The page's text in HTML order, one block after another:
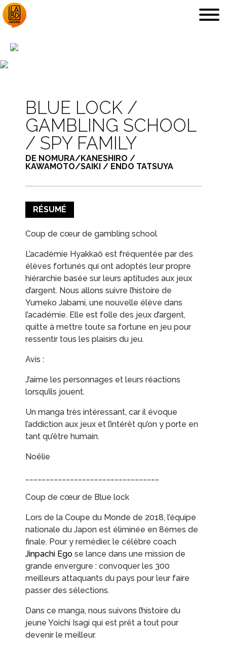
EN IMAGES CONTACTS/ACCÈS
BLUE LOCK /
GAMBLING SCHOOL
/ SPY FAMILY
DE NOMURA/KANESHIRO /
KAWAMOTO/SAIKI / ENDO TATSUYA
RÉSUMÉ
Coup de cœur de gambling school
L’académie Hyakkaô est fréquentée par des
élèves fortunés qui ont adoptés leur propre
hiérarchie basée sur leurs aptitudes aux jeux
d’argent. Nous allons suivre l’histoire de
Yumeko Jabami, une nouvelle élève dans
l’académie. Elle est folle des jeux d’argent,
quitte à mettre toute sa fortune en jeu pour
ressentir tous les plaisirs du jeu.
Avis :
J’aime les personnages et leurs réactions
lorsqu’ils jouent.
Un manga très intéressant, car il évoque
l’addiction aux jeux et l’intérêt qu’on y porte en
tant qu’être humain.
Noëlie
Coup de cœur de Blue lock
Lors de la Coupe du Monde de 2018, l’équipe
nationale du Japon est éliminée en 8èmes de
finale. Pour y remédier, le célèbre coach
Jinpachi Ego se lance dans une mission de
grande envergure : convoquer les 300
meilleurs attaquants du pays pour leur faire
passer des sélections.
Dans ce manga, nous suivons l’histoire du
jeune Yoichi Isagi qui est prêt a tout pour
devenir le meilleur.